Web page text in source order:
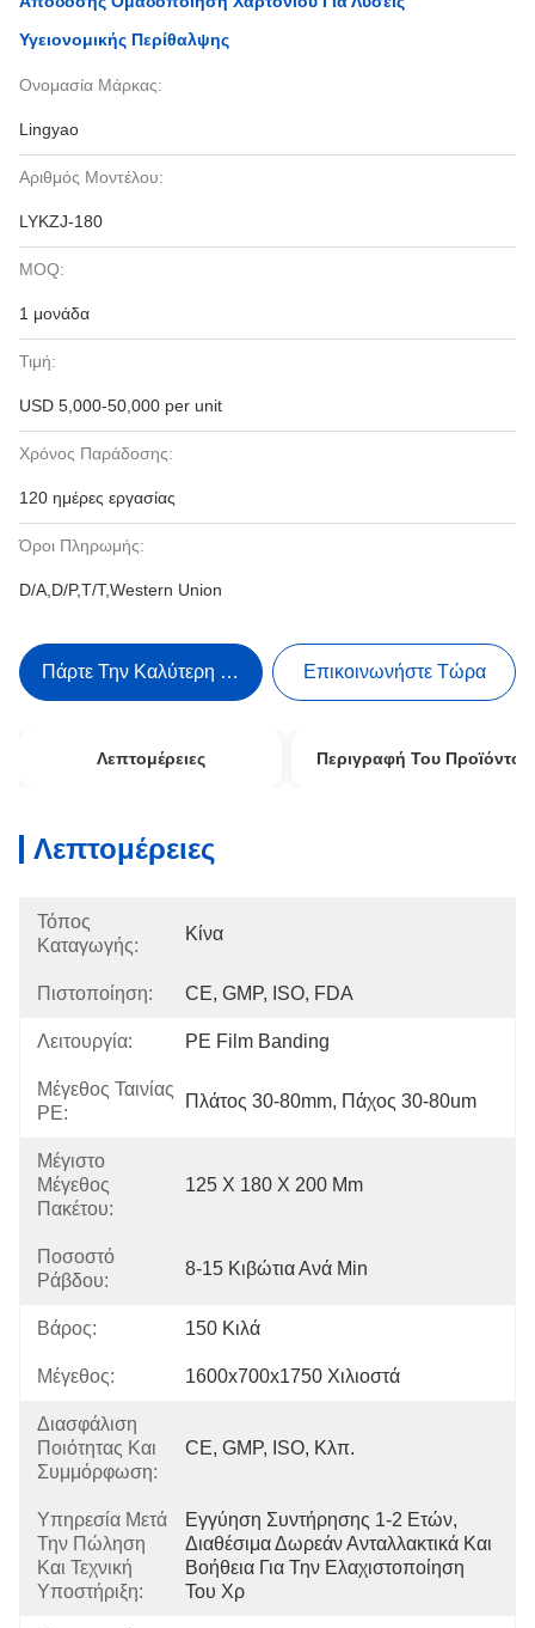
Υγειονομικής Περίθαλψης
Ονομασία Μάρκας:
Lingyao
Αριθμός Μοντέλου:
LYKZJ-180
MOQ:
1 μονάδα
Τιμή:
USD 5,000-50,000 per unit
Χρόνος Παράδοσης:
120 ημέρες εργασίας
Όροι Πληρωμής:
D/A,D/P,T/T,Western Union
Πάρτε Την Καλύτερη Τιμή Επικοινωνήστε Τώρα
Λεπτομέρειες Περιγραφή Του Προϊόντος
Λεπτομέρειες
Τόπος
Καταγωγής:
Κίνα
Πιστοποίηση: CE, GMP, ISO, FDA
Λειτουργία: PE Film Banding
Μέγεθος Ταινίας
PE:
Πλάτος 30-80mm, Πάχος 30-80um
Μέγιστο
Μέγεθος
Πακέτου:
125 X 180 X 200 Mm
Ποσοστό
Ράβδου:
8-15 Κιβώτια Ανά Min
Βάρος: 150 Κιλά
Μέγεθος: 1600x700x1750 Χιλιοστά
Διασφάλιση
Ποιότητας Και
Συμμόρφωση:
CE, GMP, ISO, Κλπ.
Υπηρεσία Μετά
Την Πώληση
Και Τεχνική
Υποστήριξη:
Εγγύηση Συντήρησης 1-2 Ετών,
Διαθέσιμα Δωρεάν Ανταλλακτικά Και
Βοήθεια Για Την Ελαχιστοποίηση
Του Χρ